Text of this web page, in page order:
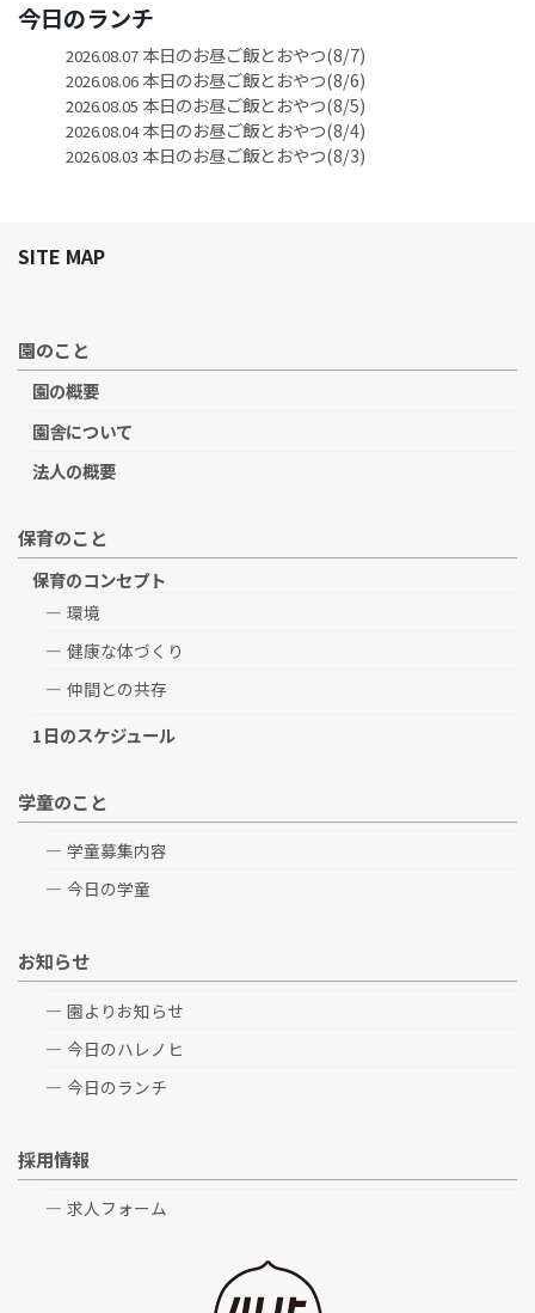
今日のランチ
2026.08.07本日のお昼ご飯とおやつ(8/7)
2026.08.06本日のお昼ご飯とおやつ(8/6)
2026.08.05 本日のお昼ご飯とおやつ(8/5)
2026.08.04本日のお昼ご飯とおやつ(8/4)
2026.08.03 本日のお昼ご飯とおやつ(8/3)
SITE MAP
園のこと
園の概要
園舎について
法人の概要
保育のこと
保育のコンセプト
環境
健康な体づくり
仲間との共存
1日のスケジュール
学童のこと
学童募集内容
今日の学童
お知らせ
園よりお知らせ
今日のハレノヒ
今日のランチ
採用情報
求人フォーム